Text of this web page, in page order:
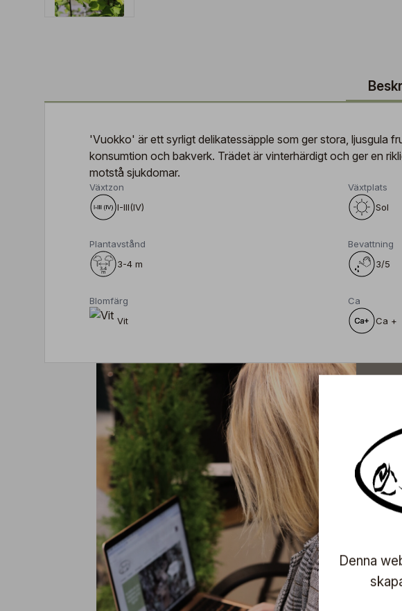
'Vuokko' är ett syrligt delikatessäpple som ger stora, ljusgula
konsumtion och bakverk. Trädet är vinterhärdigt och ger en
motstå sjukdomar.
Växtzon
I-III(IV)
Växtplats
Sol
Plantavstånd
3-4 m
Bevattning
3/5
Blomfärg
Vit
Ca
Ca +
Denna